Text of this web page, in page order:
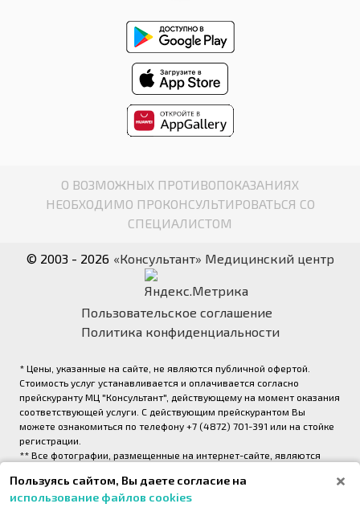
О ВОЗМОЖНЫХ ПРОТИВОПОКАЗАНИЯХ
НЕОБХОДИМО ПРОКОНСУЛЬТИРОВАТЬСЯ СО
СПЕЦИАЛИСТОМ
© 2003 - 2026 «Консультант» Медицинский центр
Пользовательское соглашение
Политика конфиденциальности
* Цены, указанные на сайте, не являются публичной офертой.
Стоимость услуг устанавливается и оплачивается согласно
прейскуранту МЦ "Консультант", действующему на момент оказания
соответствующей услуги. С действующим прейскурантом Вы
можете ознакомиться по телефону +7 (4872) 701-391 или на стойке
регистрации.
** Все фотографии, размещенные на интернет-сайте, являются
«Консультант» (правообладатель ООО «Медрейд»)
Пользуясь сайтом, Вы даете согласие на
использование файлов cookies